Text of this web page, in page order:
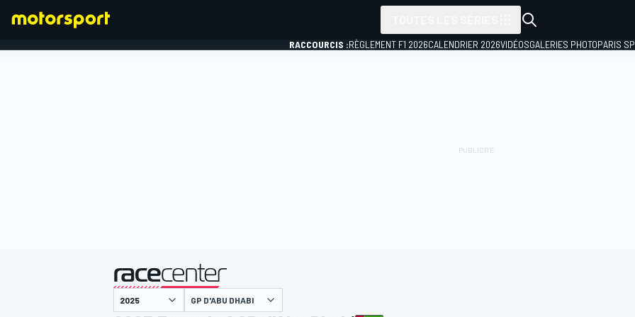
RACCOURCIS :RÈGLEMENT F1 2026CALENDRIER 2026VIDÉOSGALERIES PHOTOPARIS
présenté par
GP D'ABU DHABI